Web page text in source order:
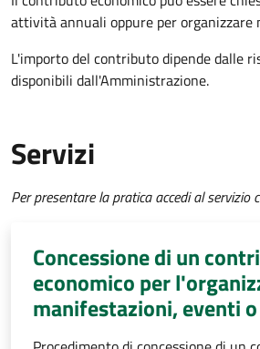
attività annuali oppure per organizzare
L'importo del contributo dipende dalle
disponibili dall'Amministrazione.
Servizi
Per presentare la pratica accedi al servizio
Concessione di un
economico per
manifestazioni, eventi